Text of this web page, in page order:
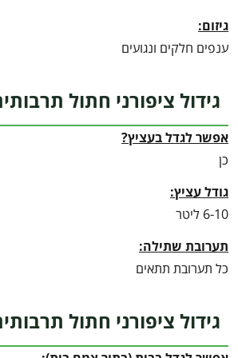
גיזום:
ענפים חלקים ונגועים
גידול ציפורני חתול
אפשר לגדל בעציץ?
כן
גודל עציץ:
6-10 ליטר
תערובת שתילה:
כל תערובת תתאים
גידול ציפורני חתול